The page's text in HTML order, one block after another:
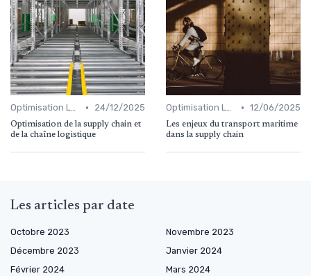
Optimisation Logistique • 24/12/2025
Optimisation de la supply chain et
de la chaîne logistique
Optimisation Logistique • 12/06/2025
Les enjeux du transport maritime
dans la supply chain
Les articles par date
Octobre 2023
Novembre 2023
Décembre 2023
Janvier 2024
Février 2024
Mars 2024